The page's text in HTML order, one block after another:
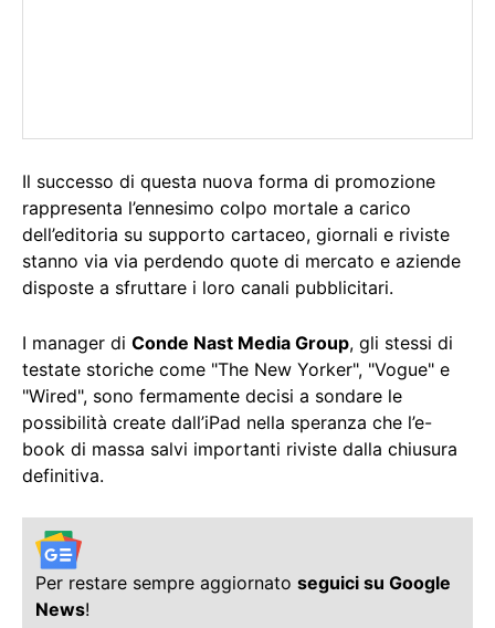
Il successo di questa nuova forma di promozione
rappresenta l’ennesimo colpo mortale a carico
dell’editoria su supporto cartaceo, giornali e riviste
stanno via via perdendo quote di mercato e aziende
disposte a sfruttare i loro canali pubblicitari.
I manager di Conde Nast Media Group, gli stessi di
testate storiche come "The New Yorker", "Vogue" e
"Wired", sono fermamente decisi a sondare le
possibilità create dall’iPad nella speranza che l’e-
book di massa salvi importanti riviste dalla chiusura
definitiva.
Per restare sempre aggiornato seguici su Google
News!